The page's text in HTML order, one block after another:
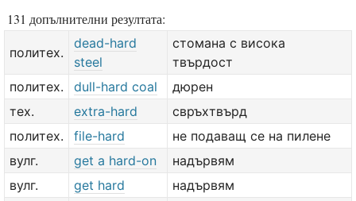
131 допълнителни резултата:
политех.
dead-hard
steel
стомана с висока
твърдост
политех.
dull-hard coal
дюрен
тех.
extra-hard
свръхтвърд
политех.
file-hard
не подаващ се на пилене
вулг.
get a hard-on
надървям
вулг.
get hard надървям